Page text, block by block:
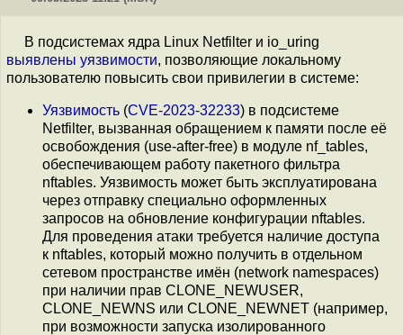
В подсистемах ядра Linux Netfilter и io_uring
выявлены уязвимости, позволяющие локальному
пользователю повысить свои привилегии в системе:
Уязвимость (CVE-2023-32233) в подсистеме
Netfilter, вызванная обращением к памяти после её
освобождения (use-after-free) в модуле nf_tables,
обеспечивающем работу пакетного фильтра
nftables. Уязвимость может быть эксплуатирована
через отправку специально оформленных
запросов на обновление конфигурации nftables.
Для проведения атаки требуется наличие доступа
к nftables, который можно получить в отдельном
сетевом пространстве имён (network namespaces)
при наличии прав CLONE_NEWUSER,
CLONE_NEWNS или CLONE_NEWNET (например,
при возможности запуска изолированного